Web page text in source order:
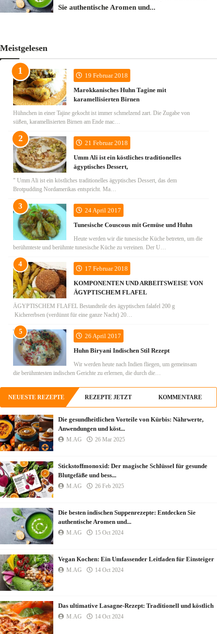
Sie authentische Aromen und...
Meistgelesen
19 Februar 2018
Marokkanisches Huhn Tagine mit
karamellisierten Birnen
Hühnchen in einer Tajine gekocht ist immer schmelzend zart. Die Zugabe von
süßen, karamellisierten Birnen am Ende mac…
21 Februar 2018
Umm Ali ist ein köstliches traditionelles
ägyptisches Dessert,
" Umm Ali ist ein köstliches traditionelles ägyptisches Dessert, das dem
Brotpudding Nordamerikas entspricht. Ma…
24 April 2017
Tunesische Couscous mit Gemüse und Huhn
Heute werden wir die tunesische Küche betreten, um die
berühmteste und berühmte tunesische Küche zu vereinen. Der U…
17 Februar 2018
KOMPONENTEN UND ARBEITSWEISE VON
ÄGYPTISCHEM FLAFEL
ÄGYPTISCHEM FLAFEL Bestandteile des ägyptischen falafel 200 g
Kichererbsen (verdünnt für eine ganze Nacht) 20…
26 April 2017
Huhn Biryani Indischen Stil Rezept
Wir werden heute nach Indien fliegen, um gemeinsam
die berühmtesten indischen Gerichte zu erlernen, die durch die…
NEUESTE REZEPTE REZEPTE JETZT KOMMENTARE
Die gesundheitlichen Vorteile von Kürbis: Nährwerte,
Anwendungen und köst...
M.AG 26 Mar 2025
Stickstoffmonoxid: Der magische Schlüssel für gesunde
Blutgefäße und bess...
M.AG 26 Feb 2025
Die besten indischen Suppenrezepte: Entdecken Sie
authentische Aromen und...
M.AG 15 Oct 2024
Vegan Kochen: Ein Umfassender Leitfaden für Einsteiger
M.AG 14 Oct 2024
Das ultimative Lasagne-Rezept: Traditionell und köstlich
M.AG 14 Oct 2024